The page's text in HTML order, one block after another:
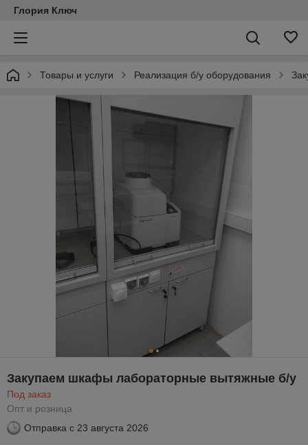
Глория Ключ
Товары и услуги Реализация б/у оборудования
Закупаем шкафы лабораторные вытяжные б/у
Под заказ
Опт и розница
Отправка с 23 августа 2026